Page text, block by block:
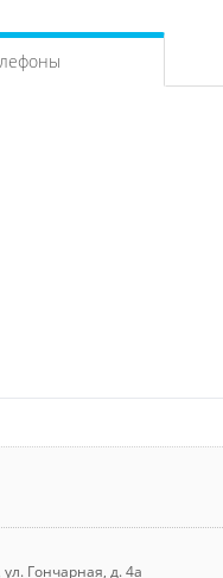
ул. Гончарная, д. 4а